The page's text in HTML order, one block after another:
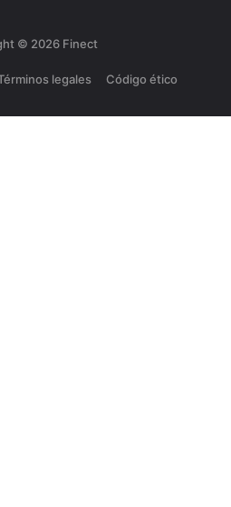
© 2026 Finect
legales Código ético